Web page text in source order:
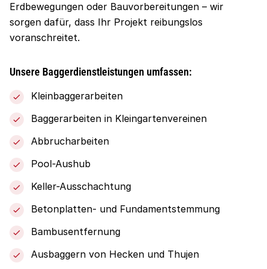
Erdbewegungen oder Bauvorbereitungen – wir
sorgen dafür, dass Ihr Projekt reibungslos
voranschreitet.
Unsere Baggerdienstleistungen umfassen:
Kleinbaggerarbeiten
Baggerarbeiten in Kleingartenvereinen
Abbrucharbeiten
Pool-Aushub
Keller-Ausschachtung
Betonplatten- und Fundamentstemmung
Bambusentfernung
Ausbaggern von Hecken und Thujen